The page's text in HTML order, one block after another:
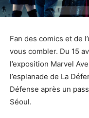
Fan des comics et de
vous combler. Du 15
l’exposition Marvel
l’esplanade de La
Défense après un
Séoul.